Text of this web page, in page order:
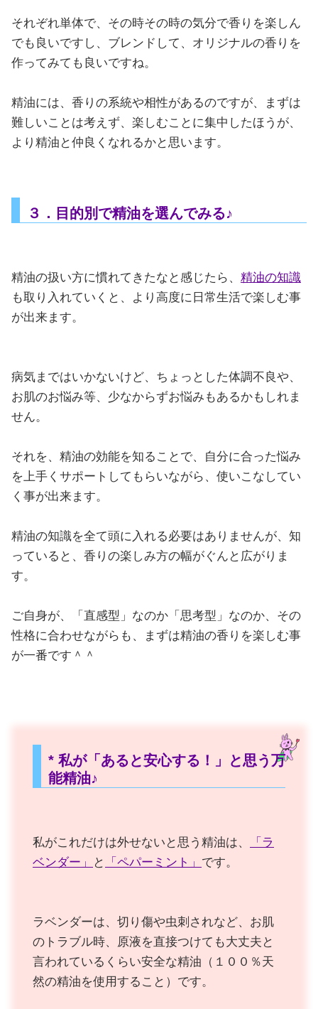
それぞれ単体で、その時その時の気分で香りを楽しん
でも良いですし、ブレンドして、オリジナルの香りを
作ってみても良いですね。
精油には、香りの系統や相性があるのですが、まずは
難しいことは考えず、楽しむことに集中したほうが、
より精油と仲良くなれるかと思います。
３．目的別で精油を選んでみる♪
精油の扱い方に慣れてきたなと感じたら、 精油の知識
も取り入れていくと、より高度に日常生活で楽しむ事
が出来ます。
病気まではいかないけど、ちょっとした体調不良や、
お肌のお悩み等、少なからずお悩みもあるかもしれま
せん。
それを、精油の効能を知ることで、自分に合った悩み
を上手くサポートしてもらいながら、使いこなしてい
く事が出来ます。
精油の知識を全て頭に入れる必要はありませんが、知
っていると、香りの楽しみ方の幅がぐんと広がりま
す。
ご自身が、「直感型」なのか「思考型」なのか、その
性格に合わせながらも、まずは精油の香りを楽しむ事
が一番です＾＾
* 私が「あると安心する！」と思う万
能精油♪
私がこれだけは外せないと思う精油は、
「ラ
ベンダー」
と 「ペパーミント」 です。
ラベンダーは、切り傷や虫刺されなど、お肌
のトラブル時、原液を直接つけても大丈夫と
言われているくらい安全な精油（１００％天
然の精油を使用すること）です。